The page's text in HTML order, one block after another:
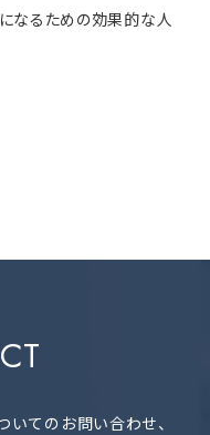
なるための効果的な人
いてのお問い合わせ、